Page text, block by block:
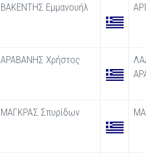
ΒΑΚΕΝΤΗΣ Εμμανουήλ
ΑΡΑΒΑΝΗΣ Χρήστος
ΜΑΓΚΡΑΣ Σπυρίδων